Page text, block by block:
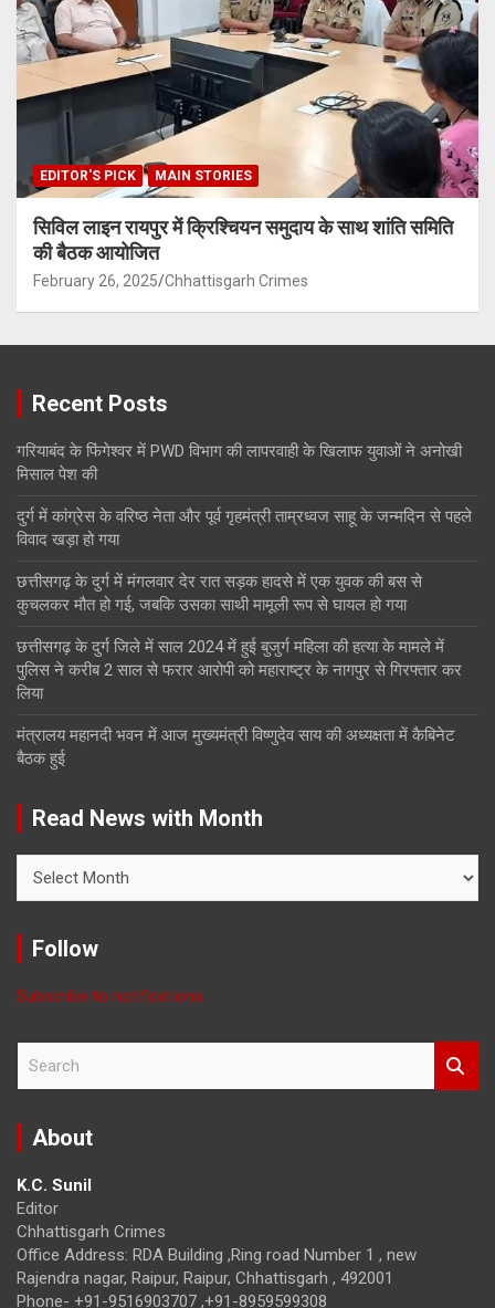
EDITOR'S PICK MAIN STORIES
सिविल लाइन रायपुर में क्रिश्चियन समुदाय के साथ शांति समिति
की बैठक आयोजित
February 26, 2025 Chhattisgarh Crimes
Recent Posts
गरियाबंद के फिंगेश्वर में PWD विभाग की लापरवाही के खिलाफ युवाओं ने अनोखी
मिसाल पेश की
दुर्ग में कांग्रेस के वरिष्ठ नेता और पूर्व गृहमंत्री ताम्रध्वज साहू के जन्मदिन से पहले
विवाद खड़ा हो गया
छत्तीसगढ़ के दुर्ग में मंगलवार देर रात सड़क हादसे में एक युवक की बस से
कुचलकर मौत हो गई, जबकि उसका साथी मामूली रूप से घायल हो गया
छत्तीसगढ़ के दुर्ग जिले में साल 2024 में हुई बुजुर्ग महिला की हत्या के मामले में
पुलिस ने करीब 2 साल से फरार आरोपी को महाराष्ट्र के नागपुर से गिरफ्तार कर
लिया
मंत्रालय महानदी भवन में आज मुख्यमंत्री विष्णुदेव साय की अध्यक्षता में कैबिनेट
बैठक हुई
Read News with Month
News
Month
Follow
Subscribe to notifications
r
About
K.C. Sunil
Editor
Chhattisgarh Crimes
Office Address: RDA Building ,Ring road Number 1 , new
Rajendra nagar, Raipur, Raipur, Chhattisgarh , 492001
Phone- +91-9516903707 ,+91-8959599308